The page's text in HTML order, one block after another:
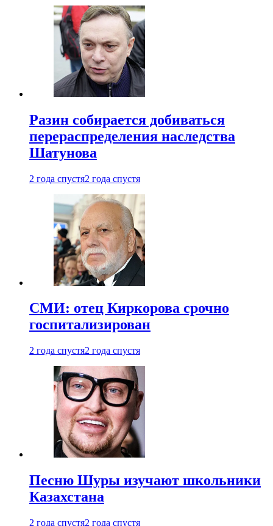
Разин собирается добиваться
перераспределения наследства
Шатунова
2 года спустя2 года спустя
СМИ: отец Киркорова срочно
госпитализирован
2 года спустя2 года спустя
Песню Шуры изучают школьники
Казахстана
2 года спустя2 года спустя